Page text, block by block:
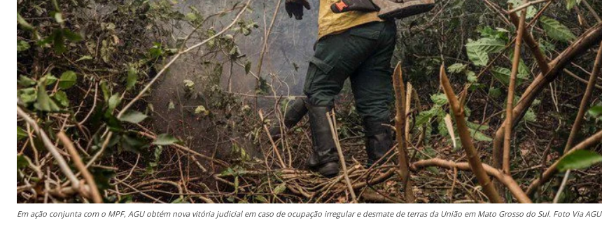
Em ação conjunta com o MPF, AGU obtém nova vitória judicial em caso de ocupação irregular e desmate de terras da União em Mato Grosso do Sul. Foto Via AGU